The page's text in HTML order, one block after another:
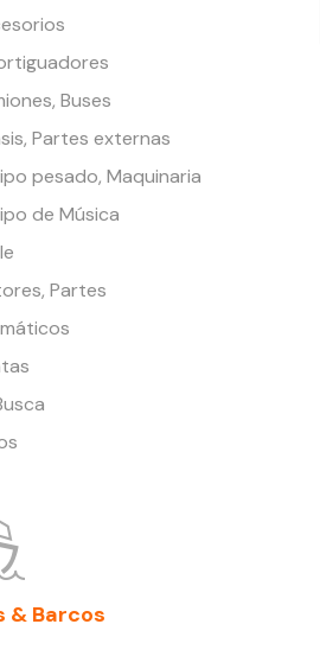
Buses
Partes externas
pesado, Maquinaria
de Música
Partes
& Barcos